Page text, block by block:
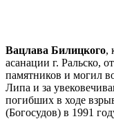
Вацлава Билицкого,
асанации г. Ральско,
памятников и могил
Липа и за
погибших в ходе
(Богосудов) в 1991